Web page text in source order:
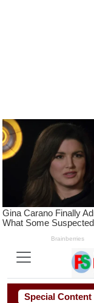
Special Content
Gerak Cepat